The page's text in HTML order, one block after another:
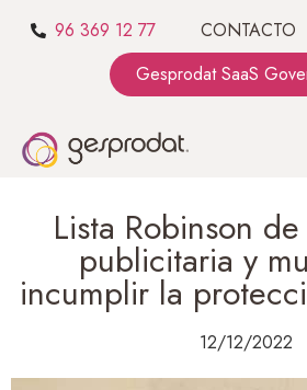
96 369 12 77 CONTACTO
Gesprodat SaaS
Lista Robinson
publicitaria y
incumplir la
12/12/2022